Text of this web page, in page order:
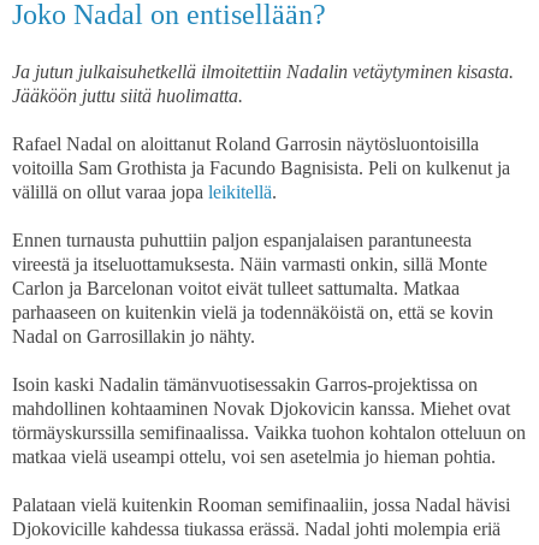
Joko Nadal on entisellään?
Ja jutun julkaisuhetkellä ilmoitettiin Nadalin vetäytyminen kisasta.
Jääköön juttu siitä huolimatta.
Rafael Nadal on aloittanut Roland Garrosin näytösluontoisilla
voitoilla Sam Grothista ja Facundo Bagnisista. Peli on kulkenut ja
välillä on ollut varaa jopa leikitellä.
Ennen turnausta puhuttiin paljon espanjalaisen parantuneesta
vireestä ja itseluottamuksesta. Näin varmasti onkin, sillä Monte
Carlon ja Barcelonan voitot eivät tulleet sattumalta. Matkaa
parhaaseen on kuitenkin vielä ja todennäköistä on, että se kovin
Nadal on Garrosillakin jo nähty.
Isoin kaski Nadalin tämänvuotisessakin Garros-projektissa on
mahdollinen kohtaaminen Novak Djokovicin kanssa. Miehet ovat
törmäyskurssilla semifinaalissa. Vaikka tuohon kohtalon otteluun on
matkaa vielä useampi ottelu, voi sen asetelmia jo hieman pohtia.
Palataan vielä kuitenkin Rooman semifinaaliin, jossa Nadal hävisi
Djokovicille kahdessa tiukassa erässä. Nadal johti molempia eriä